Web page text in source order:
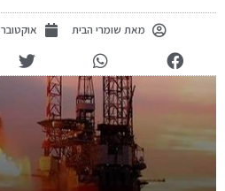
מאת שומרי הבית אוקטובר 8, 2018